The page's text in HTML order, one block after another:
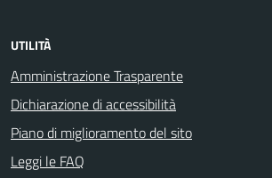
UTILITÀ
Amministrazione Trasparente
Dichiarazione di accessibilità
Piano di miglioramento del sito
Leggi le FAQ